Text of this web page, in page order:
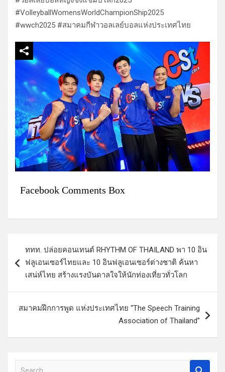
#VolleyballWomensWorldChampionShip2025
#wwch2025 #สมาคมกีฬาวอลเลย์บอลแห่งประเทศไทย
Facebook Comments Box
แ
เ
ททท. ปล่อยคอนเทนต์ RHYTHM OF THAILAND พา 10 อิน
ฟลูเอนเซอร์ไทยและ 10 อินฟลูเอนเซอร์ต่างชาติ ค้นหา
เสน่ห์ไทย สร้างแรงบันดาลใจให้นักท่องเที่ยวทั่วโลก
สมาคมฝึกการพูด แห่งประเทศไทย “The Speech Training
Association of Thailand”